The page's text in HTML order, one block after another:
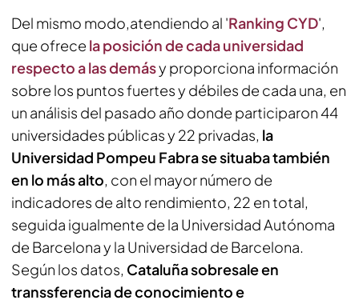
Del mismo modo,atendiendo al 'Ranking CYD',
que ofrece la posición de cada universidad
respecto a las demásy proporciona información
sobre los puntos fuertes y débiles de cada una, en
un análisis del pasado año donde participaron 44
universidades públicas y 22 privadas, la
Universidad Pompeu Fabra se situaba también
en lo más alto, con el mayor número de
indicadores de alto rendimiento, 22 en total,
seguida igualmente de la Universidad Autónoma
de Barcelona y la Universidad de Barcelona.
Según los datos, Cataluña sobresale en
transsferencia de conocimiento e